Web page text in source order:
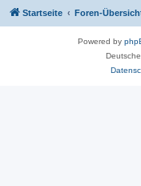
Startseite Foren-
Powered by